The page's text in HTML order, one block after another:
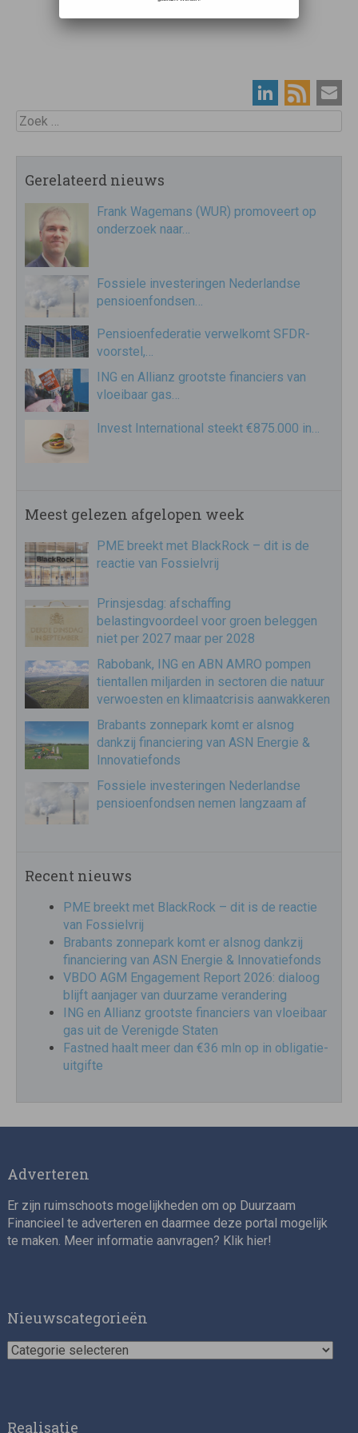
Zoek
Gerelateerd nieuws
Frank Wagemans (WUR) promoveert op
onderzoek naar…
Fossiele investeringen Nederlandse
pensioenfondsen…
Pensioenfederatie verwelkomt SFDR-
voorstel,…
ING en Allianz grootste financiers van
vloeibaar gas…
Invest International steekt €875.000 in…
Meest gelezen afgelopen week
PME breekt met BlackRock – dit is de
reactie van Fossielvrij
Prinsjesdag: afschaffing
belastingvoordeel voor groen beleggen
niet per 2027 maar per 2028
Rabobank, ING en ABN AMRO pompen
tientallen miljarden in sectoren die natuur
verwoesten en klimaatcrisis aanwakkeren
Brabants zonnepark komt er alsnog
dankzij financiering van ASN Energie &
Innovatiefonds
Fossiele investeringen Nederlandse
pensioenfondsen nemen langzaam af
Recent nieuws
PME breekt met BlackRock – dit is de reactie
van Fossielvrij
Brabants zonnepark komt er alsnog dankzij
financiering van ASN Energie & Innovatiefonds
VBDO AGM Engagement Report 2026: dialoog
blijft aanjager van duurzame verandering
ING en Allianz grootste financiers van vloeibaar
gas uit de Verenigde Staten
Fastned haalt meer dan €36 mln op in obligatie-
uitgifte
Adverteren
Er zijn ruimschoots mogelijkheden om op Duurzaam
Financieel te adverteren en daarmee deze portal mogelijk
te maken. Meer informatie aanvragen? Klik hier!
Nieuwscategorieën
Nieuwscategorieën
Realisatie